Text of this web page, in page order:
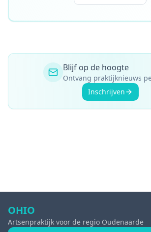
Blijf op de hoogte
Ontvang praktijknieuws
Inschrijven
OHIO
Artsenpraktijk voor de regio Oudenaarde